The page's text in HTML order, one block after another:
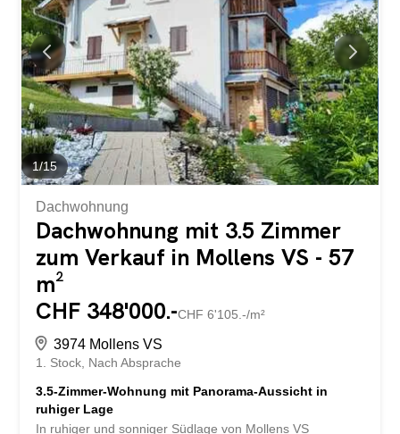
einen überdeckten Balkon (9 m2) mit herrlicher Aussicht
sowie einen praktischen Estrich (15 m2). Die Liegenschaft
liegt in einem verkehrsarmen Wohnquartier ohne
Durchgangsverkehr und garantiert dadurch ein
besonders ruhiges Wohnambiente. Dank der offenen
Lage geniessen Sie ganztägige Besonnung sowie eine
beeindruckende Weitsicht ins Val d’Anniviers sowie ins
Ober- und Unterwallis. Das Gebäude wurde 2002
umfassend renoviert und...
1/15
Dachwohnung
Dachwohnung mit 3.5 Zimmer
zum Verkauf in Mollens VS - 57
m²
CHF 348'000.-CHF 6'105.-/m²
3974 Mollens VS
1. Stock Nach Absprache
3.5-Zimmer-Wohnung mit Panorama-Aussicht in
ruhiger Lage
In ruhiger und sonniger Südlage von Mollens VS